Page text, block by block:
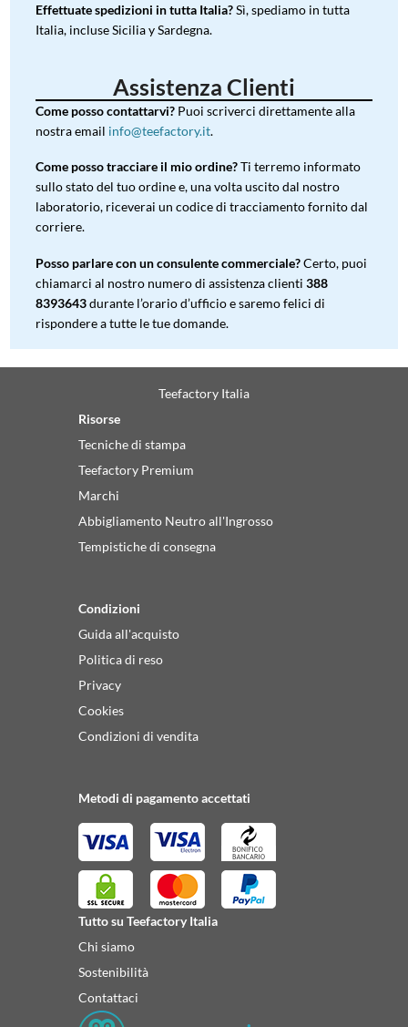
Effettuate spedizioni in tutta Italia?Sì, spediamo in tutta
Italia, incluse Sicilia y Sardegna.
Assistenza Clienti
Come posso contattarvi? Puoi scriverci direttamente alla
nostra email info@teefactory.it.
Come posso tracciare il mio ordine?Ti terremo informato
sullo stato del tuo ordine e, una volta uscito dal nostro
laboratorio, riceverai un codice di tracciamento fornito dal
corriere.
Posso parlare con un consulente commerciale?Certo, puoi
chiamarci al nostro numero di assistenza clienti388
8393643durante l’orario d’ufficio e saremo felici di
rispondere a tutte le tue domande.
Teefactory Italia
Risorse
Tecniche di stampa
Teefactory Premium
Marchi
Abbigliamento Neutro all'Ingrosso
Tempistiche di consegna
Condizioni
Guida all'acquisto
Politica di reso
Privacy
Cookies
Condizioni di vendita
Metodi di pagamento accettati
Tutto su Teefactory Italia
Chi siamo
Sostenibilità
Contattaci